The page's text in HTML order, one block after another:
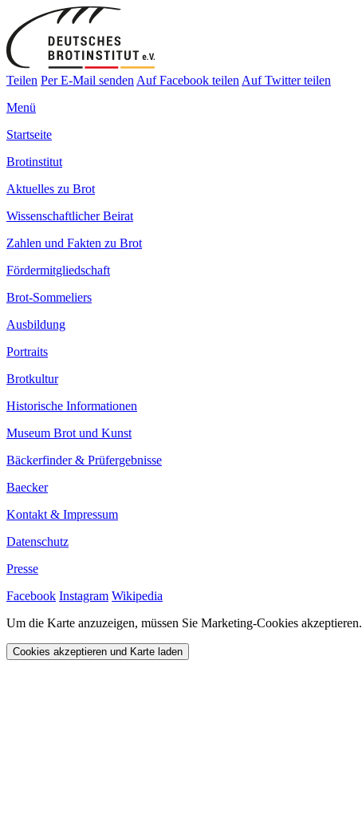
Teilen Per E-Mail senden Auf Facebook teilen Auf Twitter teilen
Menü
Startseite
Brotinstitut
Aktuelles zu Brot
Wissenschaftlicher Beirat
Zahlen und Fakten zu Brot
Fördermitgliedschaft
Brot-Sommeliers
Ausbildung
Portraits
Brotkultur
Historische Informationen
Museum Brot und Kunst
Bäckerfinder & Prüfergebnisse
Baecker
Kontakt & Impressum
Datenschutz
Presse
Facebook Instagram Wikipedia
Um die Karte anzuzeigen, müssen Sie Marketing-Cookies akzeptieren.
Cookies akzeptieren und Karte laden